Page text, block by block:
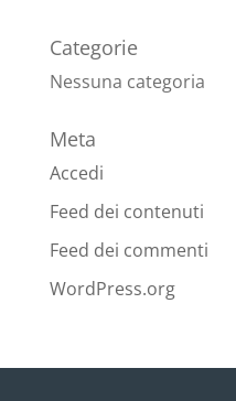
Categorie
Nessuna categoria
Meta
Accedi
Feed dei contenuti
Feed dei commenti
WordPress.org